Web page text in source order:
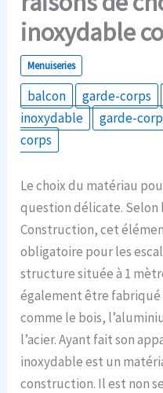
inoxydable
Menuiseries
balcon garde-corps
inoxydable
garde-
corps
Le choix du matériau
question délicate. Selon
Construction, cet
obligatoire pour les
structure située à 1
également être
comme le bois,
l’acier. Ayant fait son
inoxydable est un
construction. Il est non